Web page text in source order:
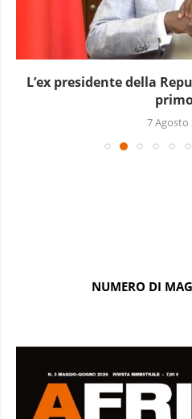
L’ex presidente della
7 Agosto
NUMERO DI